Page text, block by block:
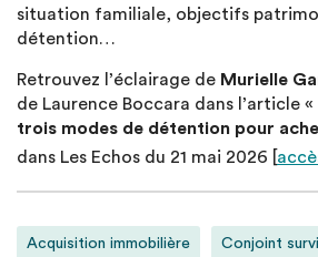
situation familiale, objectifs
détention…
Retrouvez l’éclairage de Murielle
de Laurence Boccara dans l’article «
trois modes de détention pour
dans Les Echos du 21 mai 2026 [
Acquisition immobilière Conjoint